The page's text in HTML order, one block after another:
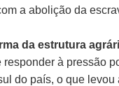
a abolição da
da estrutura
responder à pressão
do país, o que